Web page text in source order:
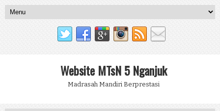
Website MTsN 5 Nganjuk
Madrasah Mandiri Berprestasi